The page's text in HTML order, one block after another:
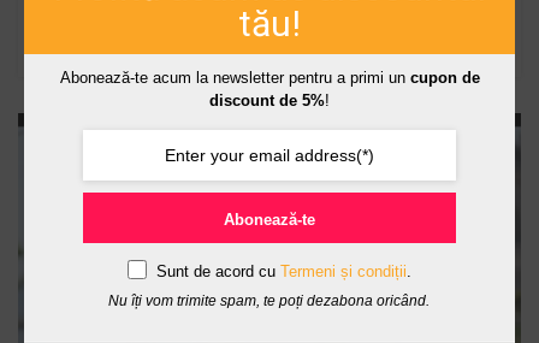
CONTINUE READING
tău!
Abonează-te acum la newsletter pentru a primi un cupon de
discount de 5%!
Abonează-te
Sunt de acord cu Termeni și condiții
Nu îți vom trimite spam, te poți dezabona oricând.